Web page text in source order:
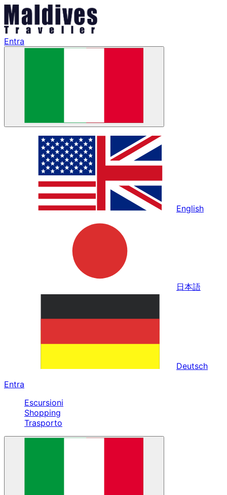
Entra
English
日本語
Deutsch
Entra
Escursioni
Shopping
Trasporto